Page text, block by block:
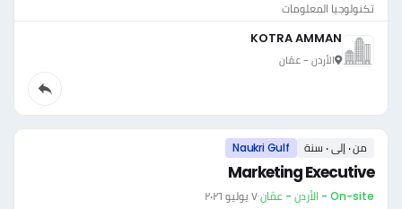
تكنولوجيا المعلومات
KOTRA AMMAN
الأردن - عمّان
من ٠ إلى ٠ سنة Naukri Gulf
Marketing Executive
On-site - الأردن - عمّان ·٧ يوليو ٢٠٢٦